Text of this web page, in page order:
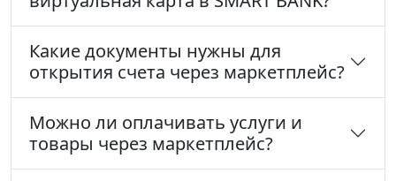
Какие документы нужны для
открытия счета через маркетплейс?
Можно ли оплачивать услуги и
товары через маркетплейс?